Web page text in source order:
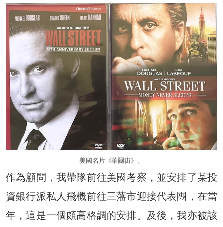
美國名片《華爾街》。
作為顧問，我帶隊前往美國考察，並安排了某投
資銀行派私人飛機前往三藩市迎接代表團，在當
年，這是一個頗高格調的安排。及後，我亦被該